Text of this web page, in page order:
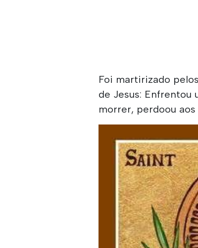
Foi martirizado
de Jesus: Enfrentou
morrer, perdoou aos